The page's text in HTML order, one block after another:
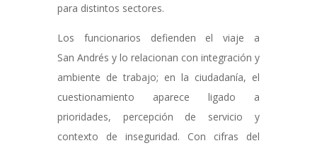
para distintos sectores.
Los funcionarios defienden el viaje a
San Andrés y lo relacionan con integración y
ambiente de trabajo; en la ciudadanía, el
cuestionamiento aparece ligado a
prioridades, percepción de servicio y
contexto de inseguridad. Con cifras del